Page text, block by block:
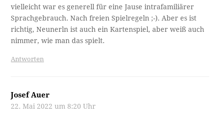
vielleicht war es generell für eine Jause intrafamiliärer
Sprachgebrauch. Nach freien Spielregeln ;-). Aber es ist
richtig, Neunerln ist auch ein Kartenspiel, aber weiß auch
nimmer, wie man das spielt.
Antworten
Josef Auer
22. Mai 2022 um 8:20 Uhr